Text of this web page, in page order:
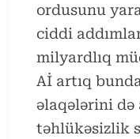
ordusunu
ciddi
milyardlıq
Aİ artıq
əlaqələrini də
təhlükəsizlik